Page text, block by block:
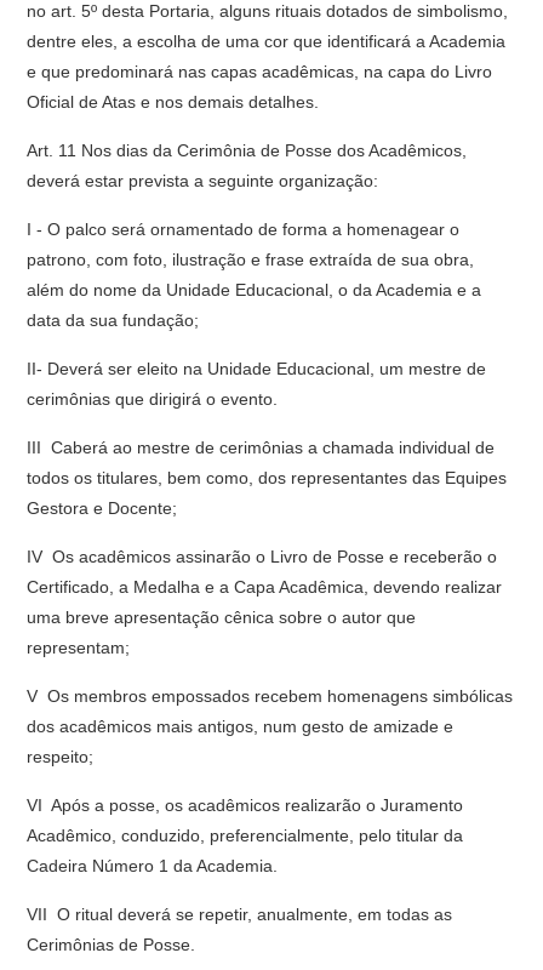
no art. 5º desta Portaria, alguns rituais dotados de simbolismo,
dentre eles, a escolha de uma cor que identificará a Academia
e que predominará nas capas acadêmicas, na capa do Livro
Oficial de Atas e nos demais detalhes.
Art. 11 Nos dias da Cerimônia de Posse dos Acadêmicos,
deverá estar prevista a seguinte organização:
I - O palco será ornamentado de forma a homenagear o
patrono, com foto, ilustração e frase extraída de sua obra,
além do nome da Unidade Educacional, o da Academia e a
data da sua fundação;
II- Deverá ser eleito na Unidade Educacional, um mestre de
cerimônias que dirigirá o evento.
III  Caberá ao mestre de cerimônias a chamada individual de
todos os titulares, bem como, dos representantes das Equipes
Gestora e Docente;
IV  Os acadêmicos assinarão o Livro de Posse e receberão o
Certificado, a Medalha e a Capa Acadêmica, devendo realizar
uma breve apresentação cênica sobre o autor que
representam;
V  Os membros empossados recebem homenagens simbólicas
dos acadêmicos mais antigos, num gesto de amizade e
respeito;
VI  Após a posse, os acadêmicos realizarão o Juramento
Acadêmico, conduzido, preferencialmente, pelo titular da
Cadeira Número 1 da Academia.
VII  O ritual deverá se repetir, anualmente, em todas as
Cerimônias de Posse.